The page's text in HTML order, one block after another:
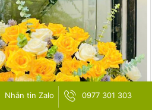
Nhắn tin Zalo 0977 301 303